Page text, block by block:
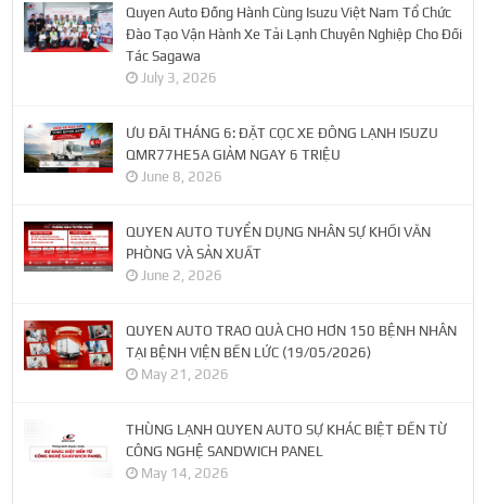
Quyen Auto Đồng Hành Cùng Isuzu Việt Nam Tổ Chức
Đào Tạo Vận Hành Xe Tải Lạnh Chuyên Nghiệp Cho Đối
Tác Sagawa
July 3, 2026
ƯU ĐÃI THÁNG 6: ĐẶT CỌC XE ĐÔNG LẠNH ISUZU
QMR77HE5A GIẢM NGAY 6 TRIỆU
June 8, 2026
QUYEN AUTO TUYỂN DỤNG NHÂN SỰ KHỐI VĂN
PHÒNG VÀ SẢN XUẤT
June 2, 2026
QUYEN AUTO TRAO QUÀ CHO HƠN 150 BỆNH NHÂN
TẠI BỆNH VIỆN BẾN LỨC (19/05/2026)
May 21, 2026
THÙNG LẠNH QUYEN AUTO SỰ KHÁC BIỆT ĐẾN TỪ
CÔNG NGHỆ SANDWICH PANEL
May 14, 2026